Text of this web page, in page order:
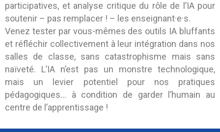
participatives, et analyse critique du rôle de l’IA pour
soutenir – pas remplacer ! – les enseignant·e·s.
Venez tester par vous-mêmes des outils IA bluffants
et réfléchir collectivement à leur intégration dans nos
salles de classe, sans catastrophisme mais sans
naïveté. L’IA n’est pas un monstre technologique,
mais un levier potentiel pour nos pratiques
pédagogiques… à condition de garder l’humain au
centre de l’apprentissage !